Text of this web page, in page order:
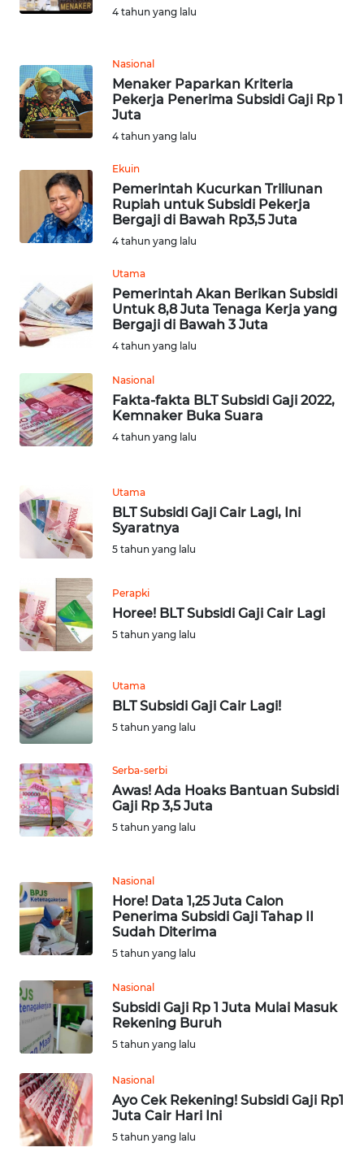
4 tahun yang lalu
Nasional
Menaker Paparkan Kriteria
Pekerja Penerima Subsidi Gaji Rp 1
Juta
4 tahun yang lalu
Ekuin
Pemerintah Kucurkan Triliunan
Rupiah untuk Subsidi Pekerja
Bergaji di Bawah Rp3,5 Juta
4 tahun yang lalu
Utama
Pemerintah Akan Berikan Subsidi
Untuk 8,8 Juta Tenaga Kerja yang
Bergaji di Bawah 3 Juta
4 tahun yang lalu
Nasional
Fakta-fakta BLT Subsidi Gaji 2022,
Kemnaker Buka Suara
4 tahun yang lalu
Utama
BLT Subsidi Gaji Cair Lagi, Ini
Syaratnya
5 tahun yang lalu
Perapki
Horee! BLT Subsidi Gaji Cair Lagi
5 tahun yang lalu
Utama
BLT Subsidi Gaji Cair Lagi!
5 tahun yang lalu
Serba-serbi
Awas! Ada Hoaks Bantuan Subsidi
Gaji Rp 3,5 Juta
5 tahun yang lalu
Nasional
Hore! Data 1,25 Juta Calon
Penerima Subsidi Gaji Tahap II
Sudah Diterima
5 tahun yang lalu
Nasional
Subsidi Gaji Rp 1 Juta Mulai Masuk
Rekening Buruh
5 tahun yang lalu
Nasional
Ayo Cek Rekening! Subsidi Gaji Rp1
Juta Cair Hari Ini
5 tahun yang lalu
REDAKSI
DISCLAIMER
Wahana
News
WN
SUMUT
JAKARTA
WN
JABAR
BANTEN
WN
NTT
WN
KEPRI
PAPUA
WN
PAPUA
BARAT
WN
RIAU
SERAMBI
WN
JAMBI
WN
SULTRA
WN
WN
SULTENG